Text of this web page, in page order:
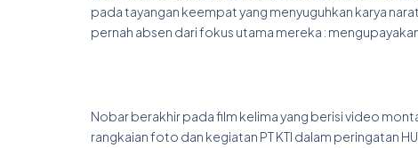
pada tayangan keempat yang menyuguhkan karya
pernah absen dari fokus utama mereka :
Nobar berakhir pada film kelima yang berisi video
rangkaian foto dan kegiatan PT KTI dalam peringatan